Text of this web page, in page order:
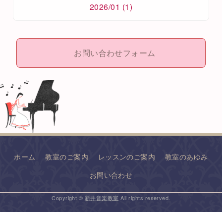
2026/01 (1)
お問い合わせフォーム
ホーム 教室のご案内 レッスンのご案内
教室のあゆみ
お問い合わせ
Copyright © 新井音楽教室 All rights reserved.